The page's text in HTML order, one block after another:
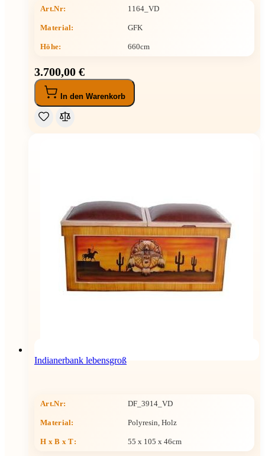
Art.Nr: 1164_VD
Material: GFK
Höhe: 660cm
3.700,00 €
In den Warenkorb
Indianerbank lebensgroß
Art.Nr: DF_3914_VD
Material: Polyresin, Holz
H x B x T: 55 x 105 x 46cm